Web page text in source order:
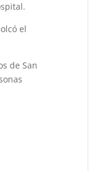
el
de San